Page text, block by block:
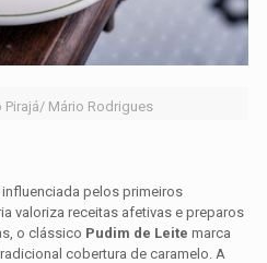
Pirajá/ Mário Rodrigues
pelos primeiros
valoriza receitas afetivas e preparos
o clássico Pudim de Leite marca
cobertura de caramelo. A